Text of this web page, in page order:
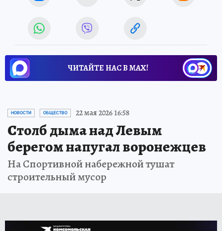
ЧИТАЙТЕ НАС В МАХ!
НОВОСТИ ОБЩЕСТВО 22 мая 2026 16:58
Столб дыма над Левым
берегом напугал воронежцев
На Спортивной набережной тушат
строительный мусор